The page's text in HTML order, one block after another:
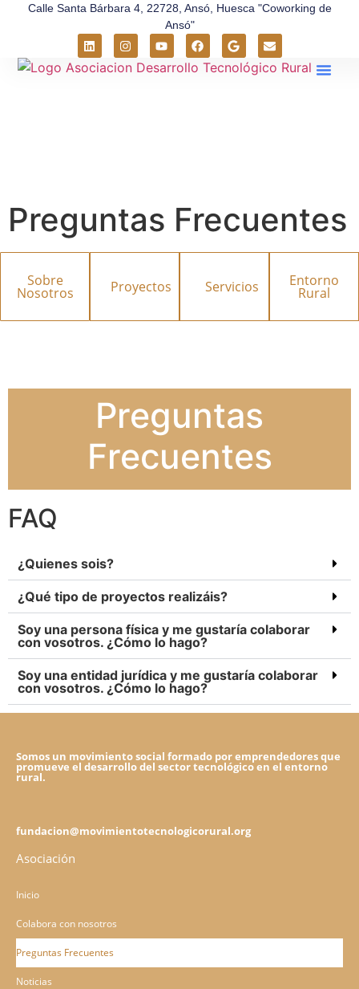
Calle Santa Bárbara 4, 22728, Ansó, Huesca "Coworking de
Ansó"
Preguntas Frecuentes
Sobre
Nosotros Proyectos Servicios Entorno
Rural
Preguntas
Frecuentes
FAQ
¿Quienes sois?
¿Qué tipo de proyectos realizáis?
Soy una persona física y me gustaría colaborar
con vosotros. ¿Cómo lo hago?
Soy una entidad jurídica y me gustaría colaborar
con vosotros. ¿Cómo lo hago?
Somos un movimiento social formado por emprendedores que
promueve el desarrollo del sector tecnológico en el entorno
rural.
fundacion@movimientotecnologicorural.org
Asociación
Inicio
Colabora con nosotros
Preguntas Frecuentes
Noticias